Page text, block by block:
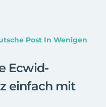
Post In Wenigen
Ecwid-
einfach mit